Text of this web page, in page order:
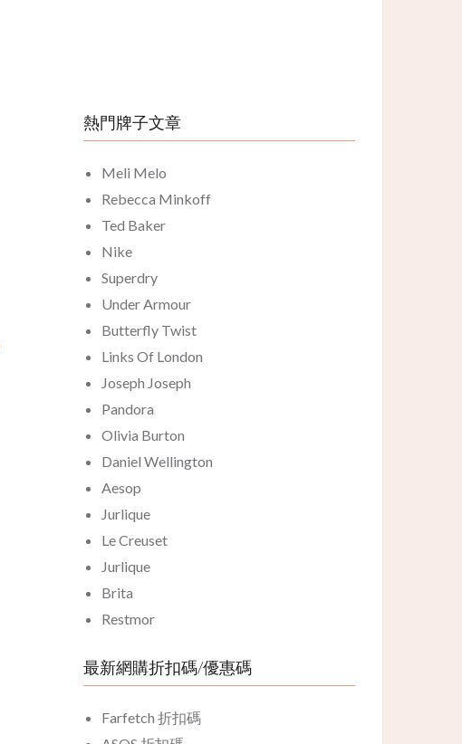
熱門牌子文章
Meli Melo
Rebecca Minkoff
Ted Baker
Nike
Superdry
Under Armour
Butterfly Twist
Links Of London
Joseph Joseph
Pandora
Olivia Burton
Daniel Wellington
Aesop
Jurlique
Le Creuset
Jurlique
Brita
Restmor
最新網購折扣碼/優惠碼
Farfetch 折扣碼